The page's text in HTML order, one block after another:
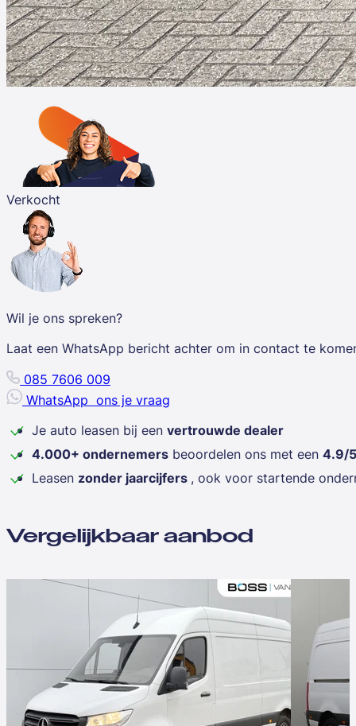
Verkocht
Wil je ons spreken?
Laat een WhatsApp bericht achter om in contact te
085 7606 009
WhatsApp ons je vraag
Je auto leasen bij een vertrouwde dealer
4.000+ ondernemers beoordelen ons met een 4.9/5
Leasen zonder jaarcijfers , ook voor startende
Vergelijkbaar aanbod